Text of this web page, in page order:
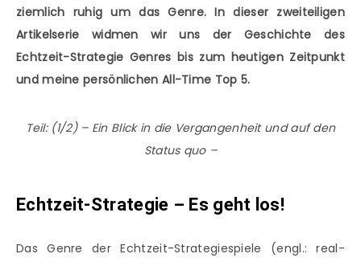
ziemlich ruhig um das Genre. In dieser zweiteiligen
Artikelserie widmen wir uns der Geschichte des
Echtzeit-Strategie Genres bis zum heutigen Zeitpunkt
und meine persönlichen All-Time Top 5.
Teil: (1/2) – Ein Blick in die Vergangenheit und auf den
Status quo –
Echtzeit-Strategie – Es geht los!
Das Genre der Echtzeit-Strategiespiele (engl.: real-